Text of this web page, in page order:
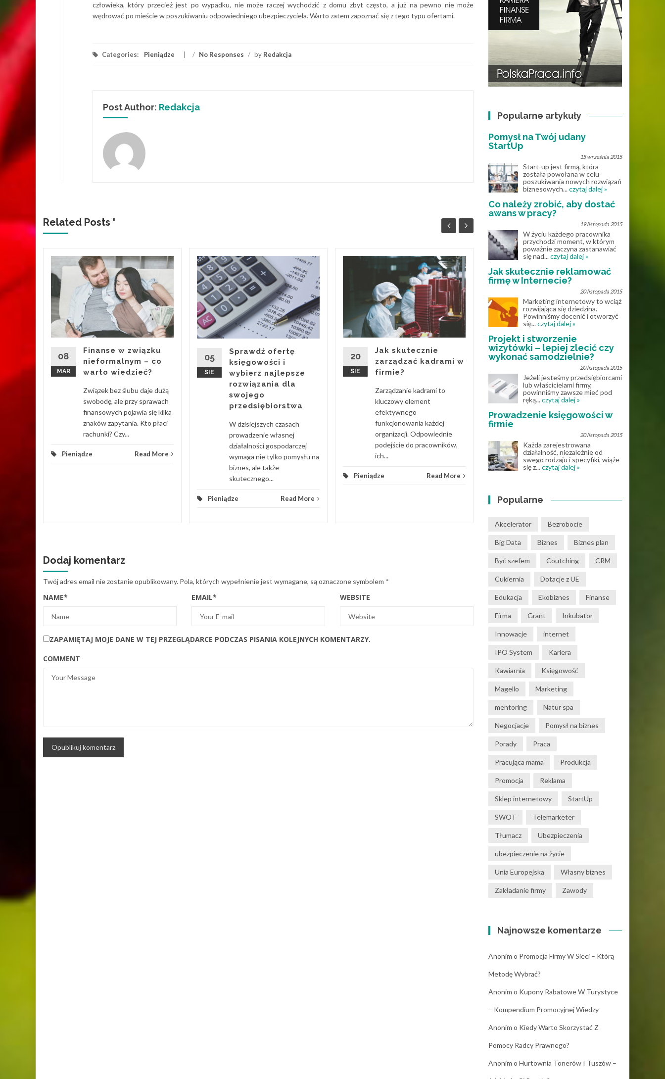
człowieka, który przecież jest po wypadku, nie może raczej wychodzić z domu zbyt często, a już na pewno nie może
wędrować po mieście w poszukiwaniu odpowiedniego ubezpieczyciela. Warto zatem zapoznać się z tego typu ofertami.
Categories: Pieniądze / No Responses / by Redakcja
Post Author: Redakcja
Related Posts '
More
08
MAR
Finanse w związku
nieformalnym – co
warto wiedzieć?
Związek bez ślubu daje dużą
swobodę, ale przy sprawach
finansowych pojawia się kilka
znaków zapytania. Kto płaci
rachunki? Czy...
Pieniądze Read More
05
SIE
Sprawdź ofertę
księgowości i
wybierz najlepsze
rozwiązania dla
swojego
przedsiębiorstwa
W dzisiejszych czasach
prowadzenie własnej
działalności gospodarczej
wymaga nie tylko pomysłu na
biznes, ale także
skutecznego...
Pieniądze Read More
20
SIE
Jak skutecznie
zarządzać kadrami w
firmie?
Zarządzanie kadrami to
kluczowy element
efektywnego
funkcjonowania każdej
organizacji. Odpowiednie
podejście do pracowników,
ich...
Pieniądze Read More
25
Rola doradców
kredytowych w
uzyskiwania kredytu
mieszkaniowego
Doradcy kredytowi, znani
również jako brokerzy,
odgrywają kluczową rolę w
procesie uzyskiwania kredytu
hipotecznego. W...
Pieniądze Read More
Dodaj komentarz
Twój adres email nie zostanie opublikowany. Pola, których wypełnienie jest wymagane, są oznaczone symbolem *
NAME* EMAIL* WEBSITE
ZAPAMIĘTAJ MOJE DANE W TEJ PRZEGLĄDARCE PODCZAS PISANIA KOLEJNYCH KOMENTARZY.
COMMENT
Popularne artykuły
Pomysł na Twój udany
StartUp
15 września 2015
Start-up jest firmą, która
została powołana w celu
poszukiwania nowych rozwiązań
biznesowych...czytaj dalej »
Co należy zrobić, aby dostać
awans w pracy?
19 listopada 2015
W życiu każdego pracownika
przychodzi moment, w którym
poważnie zaczyna zastanawiać
się nad...czytaj dalej »
Jak skutecznie reklamować
firmę w Internecie?
20 listopada 2015
Marketing internetowy to wciąż
rozwijająca się dziedzina.
Powinniśmy docenić i otworzyć
się...czytaj dalej »
Projekt i stworzenie
wizytówki – lepiej zlecić czy
wykonać samodzielnie?
20 listopada 2015
Jeżeli jesteśmy przedsiębiorcami
lub właścicielami firmy,
powinniśmy zawsze mieć pod
ręką...czytaj dalej »
Prowadzenie księgowości w
firmie
20 listopada 2015
Każda zarejestrowana
działalność, niezależnie od
swego rodzaju i specyfiki, wiąże
się z...czytaj dalej »
Popularne
Akcelerator Bezrobocie
Big Data Biznes Biznes plan
Być szefem Coutching CRM
Cukiernia Dotacje z UE
Edukacja Ekobiznes Finanse
Firma Grant Inkubator
Innowacje internet
IPO System Kariera
Kawiarnia Księgowość
Magello Marketing
mentoring Natur spa
Negocjacje Pomysł na biznes
Porady Praca
Pracująca mama Produkcja
Promocja Reklama
Sklep internetowy StartUp
SWOT Telemarketer
Tłumacz Ubezpieczenia
ubezpieczenie na życie
Unia Europejska Własny biznes
Zakładanie firmy Zawody
Najnowsze komentarze
Anonim o Promocja Firmy W Sieci – Którą
Metodę Wybrać?
Anonim o Kupony Rabatowe W Turystyce
– Kompendium Promocyjnej Wiedzy
Anonim o Kiedy Warto Skorzystać Z
Pomocy Radcy Prawnego?
Anonim o Hurtownia Tonerów I Tuszów –